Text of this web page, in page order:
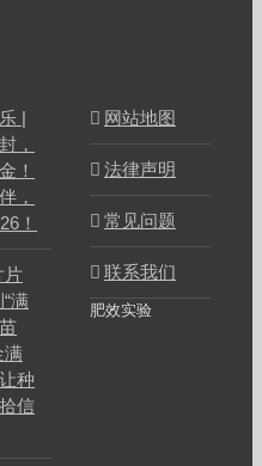
|
，
！
，
！
片
满
满
种
信
网站地图
法律声明
常见问题
联系我们
肥效实验